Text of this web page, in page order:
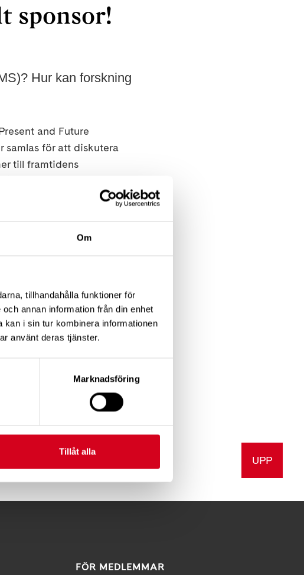
Om
tillhandahålla funktioner för
annan information från din enhet
i sin tur kombinera informationen
använt deras tjänster.
Marknadsföring
Tillåt alla
sponsor!
Hur kan forskning
and Future
samlas för att diskutera
till framtidens
UPP
FÖR MEDLEMMAR